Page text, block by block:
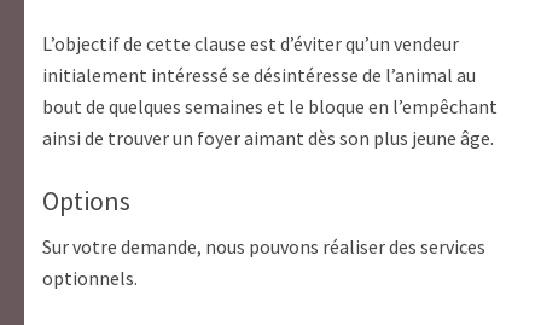
L’objectif de cette clause est d’éviter qu’un vendeur
initialement intéressé se désintéresse de l’animal au
bout de quelques semaines et le bloque en l’empêchant
ainsi de trouver un foyer aimant dès son plus jeune âge.
Options
Sur votre demande, nous pouvons réaliser des services
optionnels.